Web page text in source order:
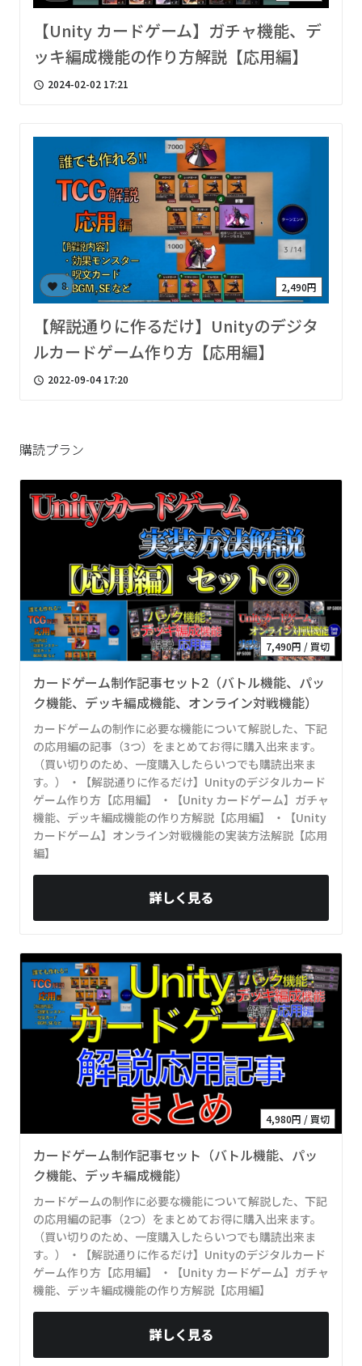
【Unity カードゲーム】ガチャ機能、デ
ッキ編成機能の作り方解説【応用編】
access_time 2024-02-02 17:21
favorite 8 2,490円
【解説通りに作るだけ】Unityのデジタ
ルカードゲーム作り方【応用編】
access_time 2022-09-04 17:20
購読プラン
7,490円 / 買切
カードゲーム制作記事セット2（バトル機能、パッ
ク機能、デッキ編成機能、オンライン対戦機能）
カードゲームの制作に必要な機能について解説した、下記
の応用編の記事（3つ）をまとめてお得に購入出来ます。
（買い切りのため、一度購入したらいつでも購読出来ま
す。） ・【解説通りに作るだけ】Unityのデジタルカード
ゲーム作り方【応用編】 ・【Unity カードゲーム】ガチャ
機能、デッキ編成機能の作り方解説【応用編】 ・【Unity
カードゲーム】オンライン対戦機能の実装方法解説【応用
編】
詳しく見る
4,980円 / 買切
カードゲーム制作記事セット（バトル機能、パッ
ク機能、デッキ編成機能）
カードゲームの制作に必要な機能について解説した、下記
の応用編の記事（2つ）をまとめてお得に購入出来ます。
（買い切りのため、一度購入したらいつでも購読出来ま
す。） ・【解説通りに作るだけ】Unityのデジタルカード
ゲーム作り方【応用編】 ・【Unity カードゲーム】ガチャ
機能、デッキ編成機能の作り方解説【応用編】
詳しく見る